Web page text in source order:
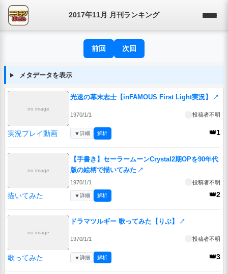
2017年11月 月刊ランキング
前回 次回
メタデータを表示
no image
光速の幕末志士【inFAMOUS First Light実況】 ↗
1970/1/1 投稿者不明
実況プレイ動画 👑1
▼詳細 解析
no image
【手書き】セーラームーンCrystal2期OPを90年代
版の絵柄で描いてみた ↗
1970/1/1 投稿者不明
描いてみた 👑2
▼詳細 解析
no image
ドラマツルギー 歌ってみた【りぶ】 ↗
1970/1/1 投稿者不明
歌ってみた 👑3
▼詳細 解析